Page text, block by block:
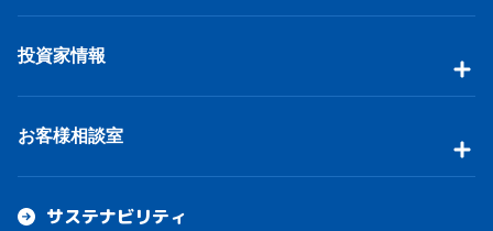
投資家情報
お客様相談室
サステナビリティ